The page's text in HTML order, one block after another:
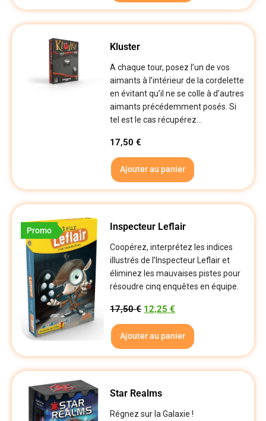
Kluster
A chaque tour, posez l’un de vos
aimants à l’intérieur de la cordelette
en évitant qu’il ne se colle à d’autres
aimants précédemment posés. Si
tel est le cas récupérez...
17,50€
Ajouter au panier
Promo Inspecteur Leflair
Coopérez, interprétez les indices
illustrés de l’Inspecteur Leflair et
éliminez les mauvaises pistes pour
résoudre cinq enquêtes en équipe.
17,50€ 12,25€
Ajouter au panier
Star Realms
Régnez sur la Galaxie !